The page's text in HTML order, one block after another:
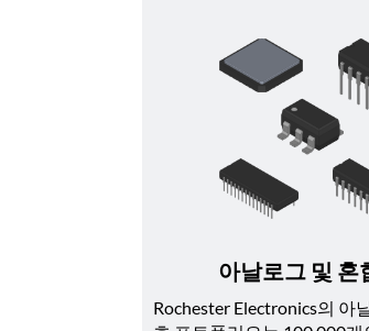
아날로그 및 혼
Rochester Electronics의 아